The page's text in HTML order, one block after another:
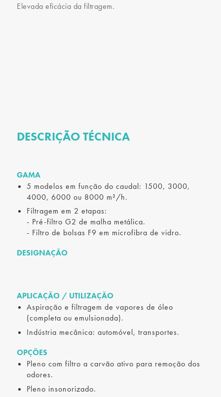
Elevada eficácia da filtragem.
DESCRIÇÃO TÉCNICA
GAMA
5 modelos em função do caudal: 1500, 3000,
4000, 6000 ou 8000 m³/h.
Filtragem em 2 etapas:
- Pré-filtro G2 de malha metálica.
- Filtro de bolsas F9 em microfibra de vidro.
DESIGNAÇÃO
APLICAÇÃO / UTILIZAÇÃO
Aspiração e filtragem de vapores de óleo
(completa ou emulsionada).
Indústria mecânica: automóvel, transportes.
OPÇÕES
Pleno com filtro a carvão ativo para remoção dos
odores.
Pleno insonorizado.